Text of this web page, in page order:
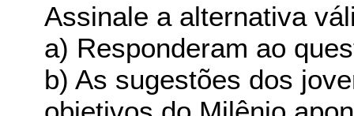
Assinale a alternativa
a) Responderam ao
b) As sugestões dos